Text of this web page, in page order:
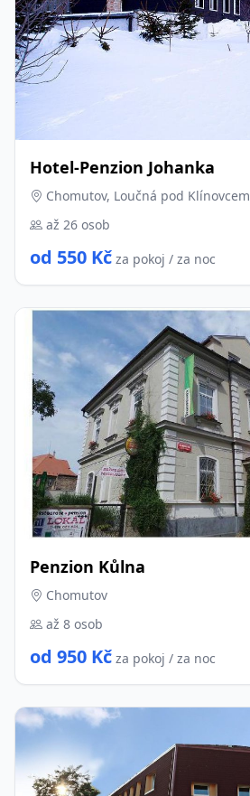
Hotel-Penzion Johanka
Chomutov, Loučná pod Klínovcem
až 26 osob
od 550 Kč za pokoj / za noc
Penzion Kůlna
Chomutov
až 8 osob
od 950 Kč za pokoj / za noc